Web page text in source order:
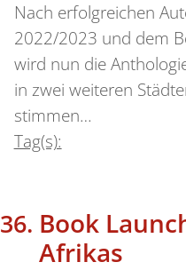
Nach erfolgreichen
2022/2023 und dem
wird nun die
in zwei weiteren
stimmen…
Tag(s):
Book
Afrikas